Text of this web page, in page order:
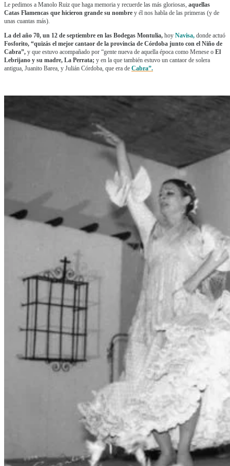
Le pedimos a Manolo Ruiz que haga memoria y recuerde las más gloriosas, aquellas
Catas Flamencas que hicieron grande su nombre y él nos habla de las primeras (y de
unas cuantas más).
La del año 70, un 12 de septiembre en las Bodegas Montulia, hoy Navisa, donde actuó
Fosforito, “quizás el mejor cantaor de la provincia de Córdoba junto con el Niño de
Cabra”, y que estuvo acompañado por “gente nueva de aquella época como Menese o El
Lebrijano y su madre, La Perrata; y en la que también estuvo un cantaor de solera
antigua, Juanito Barea, y Julián Córdoba, que era de Cabra”.